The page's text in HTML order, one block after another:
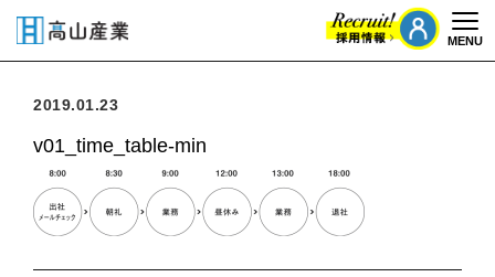
MENU
2019.01.23
v01_time_table-min